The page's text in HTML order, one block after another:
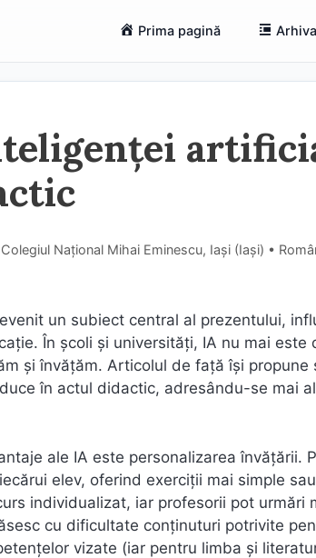
Prima pagină Arhiva
Național Mihai Eminescu, Iași (Iaşi) •
un subiect central al prezentului,
În școli și universități, IA nu mai
și învățăm. Articolul de față își
în actul didactic, adresându-se mai
ale IA este personalizarea învățării.
elev, oferind exerciții mai simple
individualizat, iar profesorii pot urmări
cu dificultate conținuturi potrivite
vizate (iar pentru limba și